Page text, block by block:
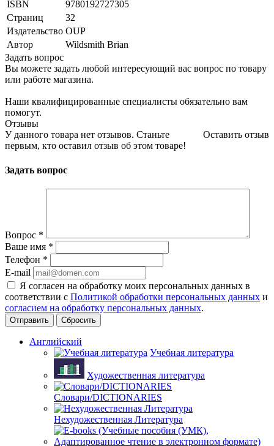
ISBN
9780192727305
Страниц
32
Издательство OUP
Автор
Wildsmith Brian
Задать вопрос
Вы можете задать любой интересующий вас вопрос по товару
или работе магазина.
Наши квалифицированные специалисты обязательно вам
помогут.
Отзывы
Оставить отзыв
У данного товара нет отзывов. Станьте
первым, кто оставил отзыв об этом товаре!
Задать вопрос
Вопрос *
Ваше имя *
Телефон *
E-mail
Я согласен на обработку моих персональных данных в
соответствии с Политикой обработки персональных данных и
согласием на обработку персональных данных.
Сбросить
Английский
Учебная литература
Художественная литература
Словари/DICTIONARIES
Нехудожественная Литература